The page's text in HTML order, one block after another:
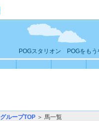
POGスタリオン POGをもう
グループTOP ＞ 馬一覧